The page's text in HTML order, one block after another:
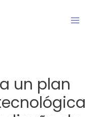
un plan